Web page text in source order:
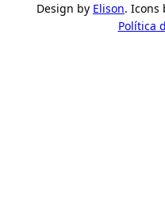
Design by Elison. Icons
Política